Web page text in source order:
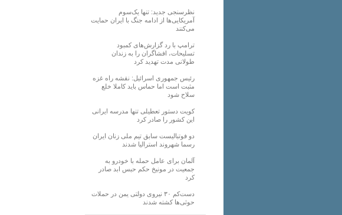
نظرسنجی جدید: تنها یک‌سوم
آمریکایی‌ها از ادامه جنگ با ایران حمایت
می‌کنند
ترامپ با رد گزارش‌های کمبود
تسلیحات، افشاگران را به زندان
طولانی مدت تهدید کرد
رئیس‌ جمهوری اسرائیل: نقشه راه غزه
مثبت است اما حماس باید کاملا خلع
سلاح شود
کویت دستور تعطیلی تنها مدرسه ایرانی
این کشور را صادر کرد
دو فوتبالیست سابق تیم ملی زنان ایران
رسما شهروند استرالیا شدند
آلمان برای عامل حمله با خودرو به
جمعیت در مونیخ حکم حبس ابد صادر
کرد
دست‌کم ۳۰ نیروی دولتی یمن در حملات
حوثی‌ها کشته شدند